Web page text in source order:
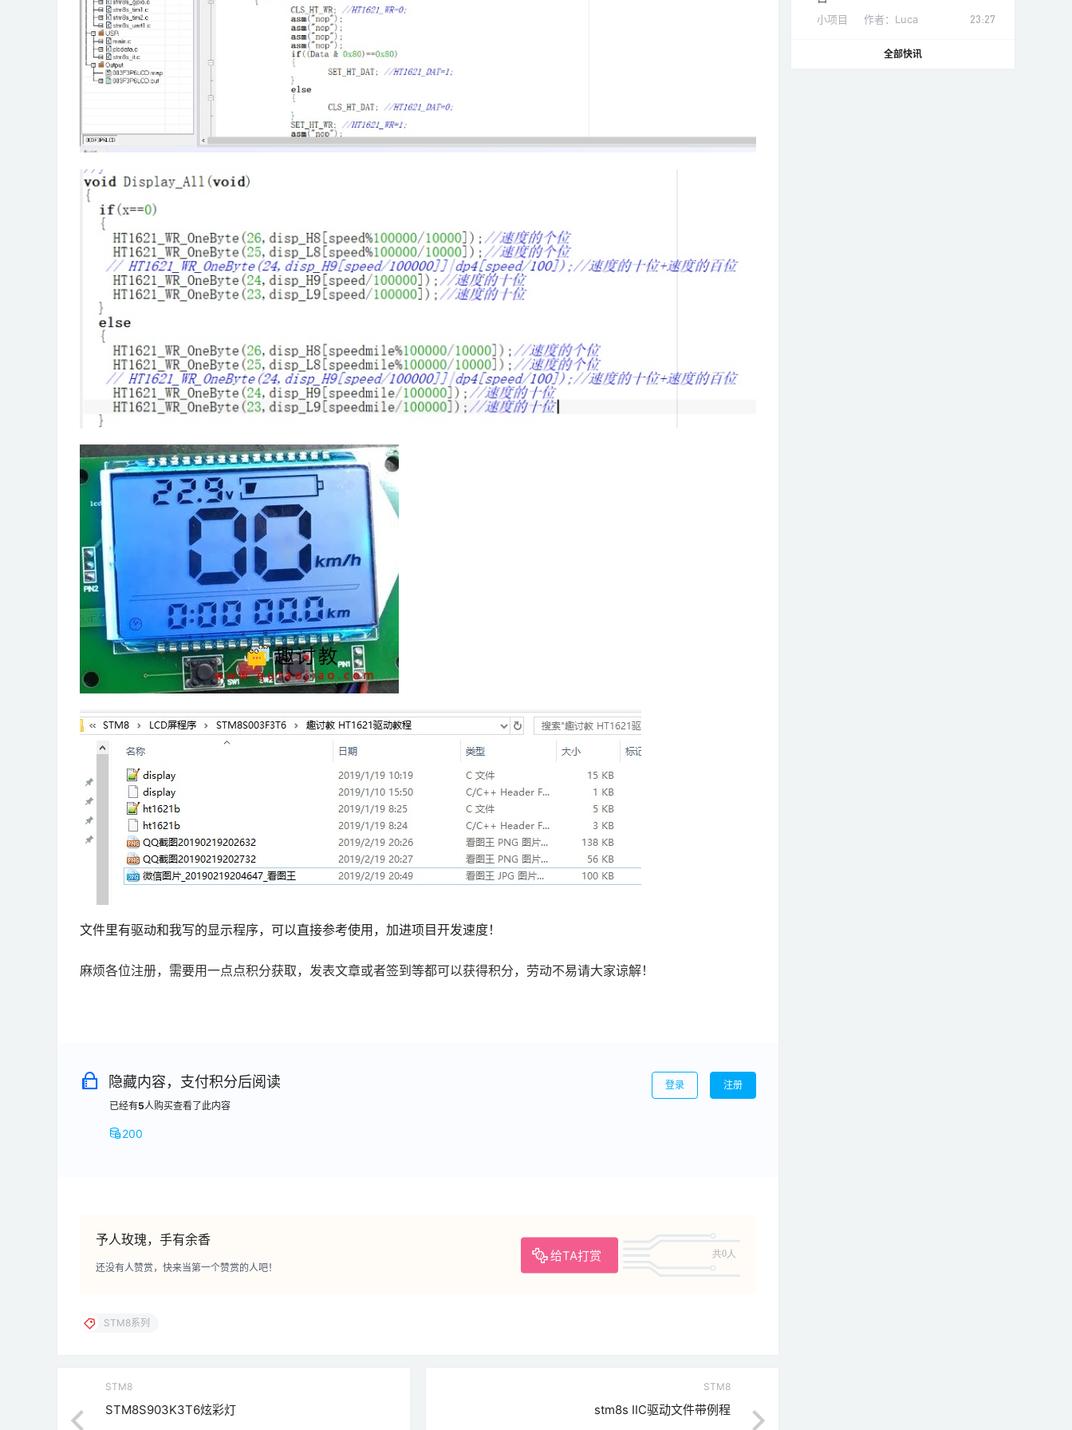
文件里有驱动和我写的显示程序，可以直接参考使用，加进项目开发速度！
麻烦各位注册，需要用一点点积分获取，发表文章或者签到等都可以获得积分，劳动不易请大家谅解！
隐藏内容，支付积分后阅读
已经有5人购买查看了此内容
200
登录 注册
予人玫瑰，手有余香
给TA打赏 共0人
还没有人赞赏，快来当第一个赞赏的人吧！
STM8系列
STM8
STM8S903K3T6炫彩灯
STM8
stm8s IIC驱动文件带例程
小项目 作者： Luca 23:27
全部快讯